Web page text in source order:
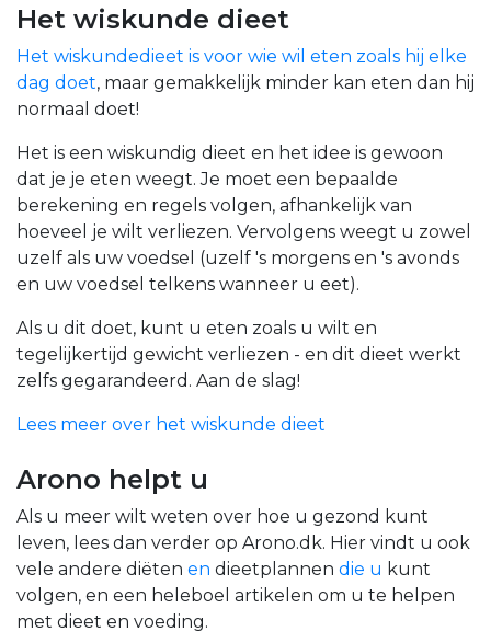
Het wiskunde dieet
Het wiskundedieet is voor wie wil eten zoals hij elke
dag doet, maar gemakkelijk minder kan eten dan hij
normaal doet!
Het is een wiskundig dieet en het idee is gewoon
dat je je eten weegt. Je moet een bepaalde
berekening en regels volgen, afhankelijk van
hoeveel je wilt verliezen. Vervolgens weegt u zowel
uzelf als uw voedsel (uzelf 's morgens en 's avonds
en uw voedsel telkens wanneer u eet).
Als u dit doet, kunt u eten zoals u wilt en
tegelijkertijd gewicht verliezen - en dit dieet werkt
zelfs gegarandeerd. Aan de slag!
Lees meer over het wiskunde dieet
Arono helpt u
Als u meer wilt weten over hoe u gezond kunt
leven, lees dan verder op Arono.dk. Hier vindt u ook
vele andere diëten en dieetplannen die u kunt
volgen, en een heleboel artikelen om u te helpen
met dieet en voeding.